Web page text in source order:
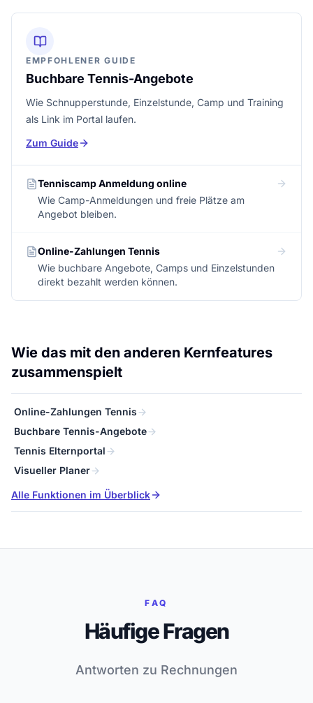
EMPFOHLENER GUIDE
Buchbare Tennis-Angebote
Wie Schnupperstunde, Einzelstunde, Camp und Training
als Link im Portal laufen.
Zum Guide
Tenniscamp Anmeldung online
Wie Camp-Anmeldungen und freie Plätze am
Angebot bleiben.
Online-Zahlungen Tennis
Wie buchbare Angebote, Camps und Einzelstunden
direkt bezahlt werden können.
Wie das mit den anderen Kernfeatures
zusammenspielt
Online-Zahlungen Tennis
Buchbare Tennis-Angebote
Tennis Elternportal
Visueller Planer
Alle Funktionen im Überblick
FAQ
Häufige Fragen
Antworten zu Rechnungen